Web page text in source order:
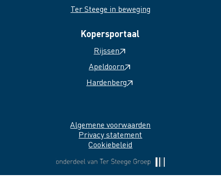
Ter Steege in beweging
Kopersportaal
Rijssen
Apeldoorn
Hardenberg
Algemene voorwaarden
Privacy statement
Cookiebeleid